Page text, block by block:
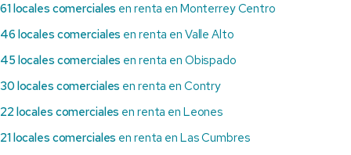
61 locales comerciales en renta en Monterrey Centro
46 locales comerciales en renta en Valle Alto
45 locales comerciales en renta en Obispado
30 locales comerciales en renta en Contry
22 locales comerciales en renta en Leones
21 locales comerciales en renta en Las Cumbres